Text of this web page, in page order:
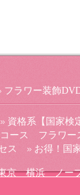
フラワー装飾
資格系【国家検
コース フラワ
ス お得！
京 横浜 ノー